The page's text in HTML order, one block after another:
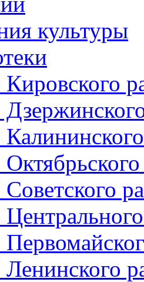
культуры